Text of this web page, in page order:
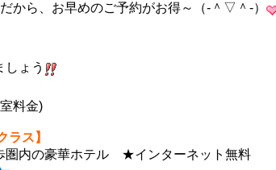
から、お早めのご予約がお得～（‐＾▽＾‐）
しょう
料金)
ラス】
圏内の豪華ホテル ★インターネット無料